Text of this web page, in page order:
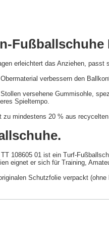
erleichtert das Anziehen,
verbessern den
versehene Gummisohle,
Spieltempo.
zu mindestens 20 % aus
108605 01 ist ein Turf-
eignet er sich für Training,
Schutzfolie verpackt (ohne